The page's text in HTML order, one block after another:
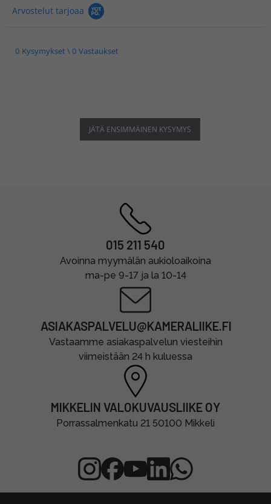
Arvostelut tarjoaa
0 Kysymykset \ 0 Vastaukset
JÄTÄ ENSIMMÄINEN KYSYMYS
015 211 540
Avoinna myymälän aukioloaikoina
ma-pe 9-17 ja la 10-14
ASIAKASPALVELU@KAMERALIIKE.FI
Vastaamme asiakaspalvelun viesteihin
viimeistään 24 h kuluessa
MIKKELIN VALOKUVAUSLIIKE OY
Porrassalmenkatu 21 50100 Mikkeli